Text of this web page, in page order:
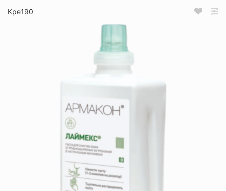
Кре190